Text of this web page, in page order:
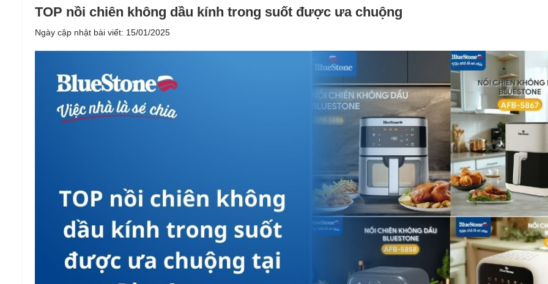
TOP nồi chiên không dầu kính trong suốt được ưa chuộng
Ngày cập nhật bài viết: 15/01/2025